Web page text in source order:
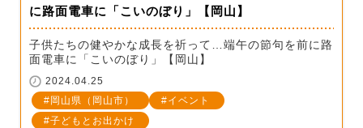
に路面電車に「こいのぼり」【岡山】
子供たちの健やかな成長を祈って…端午の節句を前に路
面電車に「こいのぼり」【岡山】
2024.04.25
岡山県（岡山市）
イベント
子どもとお出かけ